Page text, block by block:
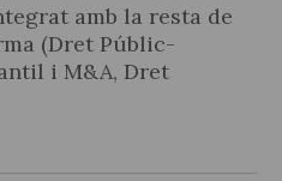
amb la resta de
(Dret Públic-
i M&A, Dret